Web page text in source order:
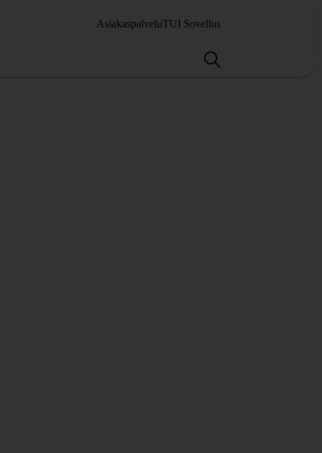
AsiakaspalveluTUI Sovellus